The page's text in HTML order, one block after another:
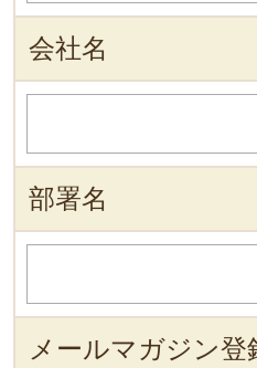
会社名
部署名
メールマガジン登